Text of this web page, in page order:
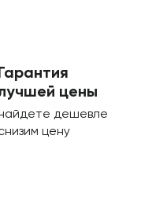
цены
дешевле
цену